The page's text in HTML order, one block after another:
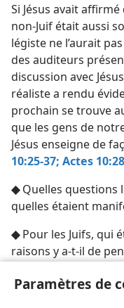
Paramètres de
Si Jésus avait
non-Juif était aussi
légiste ne l’aurait
des auditeurs
discussion avec
réaliste a rendu
prochain se trouve
que les gens de
Jésus enseigne de
10:25-37; Actes
◆Quelles questions
quelles étaient
◆Pour les Juifs, qui
raisons y a-t-il de